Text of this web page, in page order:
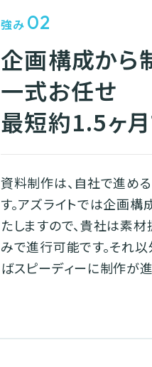
強み 02
企画構成から
一式お任せ
最短約1.5ヶ
資料制作は、自社で進め
す。アズライトでは企画
たしますので、貴社は素
みで進行可能です。それ
ばスピーディーに制作が進